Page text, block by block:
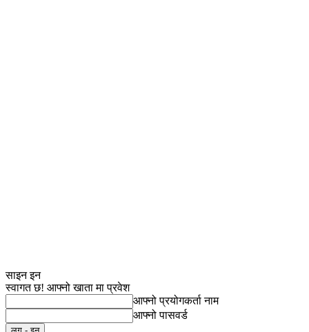
साइन इन
स्वागत छ! आफ्नो खाता मा प्रवेश
आफ्नो प्रयोगकर्ता नाम
आफ्नो पासवर्ड